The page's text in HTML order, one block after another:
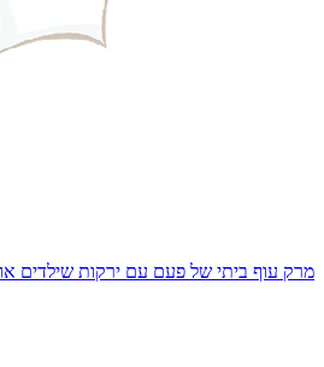
מרק עוף ביתי של פעם עם ירקות שילדים